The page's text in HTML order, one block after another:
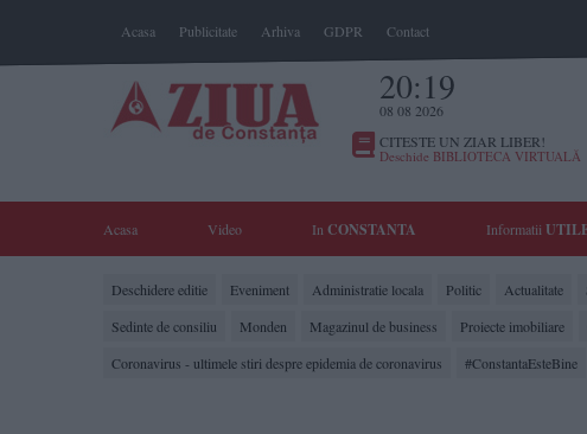
Acasa Publicitate Arhiva GDPR Contact
20:19
08 08 2026
CITESTE UN ZIAR LIBER!
Deschide BIBLIOTECA VIRTUALĂ
Acasa Video In CONSTANTA Informatii
Deschidere editie Eveniment Administratie locala Politic Actualitate
Sedinte de consiliu
Monden Magazinul de business Proiecte imobiliare
Coronavirus - ultimele stiri despre epidemia de coronavirus
#ConstantaEsteBine